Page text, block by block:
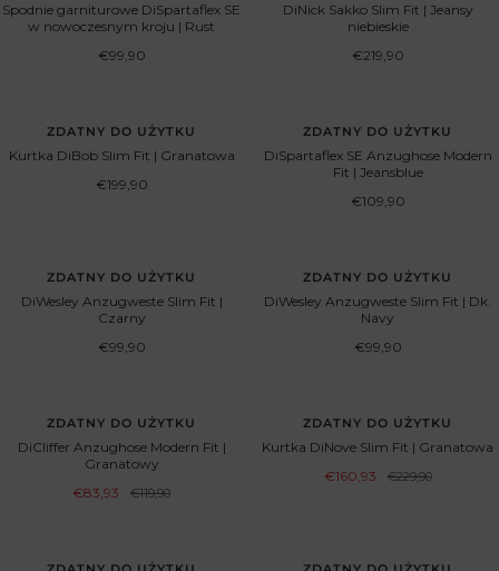
Spodnie garniturowe DiSpartaflex SE
w nowoczesnym kroju | Rust
Cena
€99,90
DiNick Sakko Slim Fit | Jeansy
niebieskie
Cena
€219,90
ZDATNY DO UŻYTKU
Kurtka DiBob Slim Fit | Granatowa
Cena
€199,90
ZDATNY DO UŻYTKU
DiSpartaflex SE Anzughose Modern
Fit | Jeansblue
Cena
€109,90
ZDATNY DO UŻYTKU
DiWesley Anzugweste Slim Fit |
Czarny
Cena
€99,90
ZDATNY DO UŻYTKU
DiWesley Anzugweste Slim Fit | Dk.
Navy
Cena
€99,90
OSZCZĘDŹ 30%
ZDATNY DO UŻYTKU
DiCliffer Anzughose Modern Fit |
Granatowy
Cena
€83,93
Cena
€119,90
OSZCZĘDŹ 30%
ZDATNY DO UŻYTKU
Kurtka DiNove Slim Fit | Granatowa
Cena
€160,93
Cena
€229,90
OSZCZĘDŹ 30% OSZCZĘDŹ 30%